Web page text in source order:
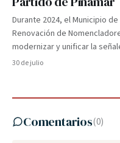
Durante 2024, el Municipio
Renovación de
modernizar y unificar la
30 de julio
Comentarios(0)